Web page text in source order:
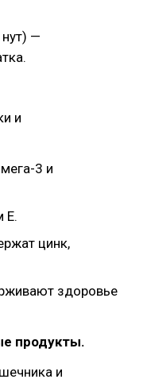
—
и
3 и
Е.
цинк,
здоровье
продукты.
и